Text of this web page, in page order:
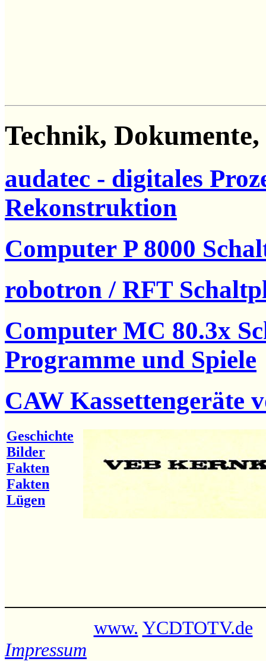
Technik, Dokumente,
audatec - digitales
Rekonstruktion
Computer P 8000
robotron / RFT
Computer MC 80.3x
Programme und Spiele
CAW Kassettengeräte
Geschichte
Bilder
Fakten
Fakten
Lügen
www. YCDTOTV.de
Impressum